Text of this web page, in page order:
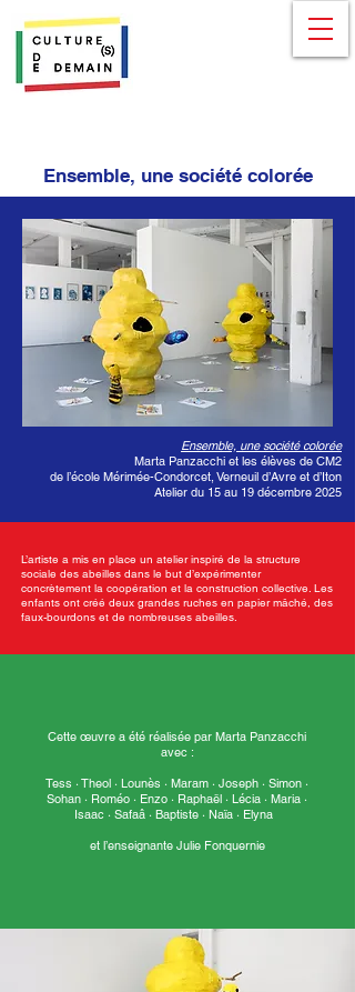
Ensemble, une société colorée
Ensemble, une société colorée
Marta Panzacchi et les élèves de CM2
de l’école Mérimée-Condorcet, Verneuil d’Avre et d’Iton
Atelier du 15 au 19 décembre 2025
L’artiste a mis en place un atelier inspiré de la structure
sociale des abeilles dans le but d’expérimenter
concrètement la coopération et la construction collective. Les
enfants ont créé deux grandes ruches en papier mâché, des
faux-bourdons et de nombreuses abeilles.
Cette œuvre a été réalisée par Marta Panzacchi
avec :
Tess · Theol · Lounès · Maram · Joseph · Simon ·
Sohan · Roméo · Enzo · Raphaël · Lécia · Maria ·
Isaac · Safaâ · Baptiste · Naïa · Elyna
et l’enseignante Julie Fonquernie